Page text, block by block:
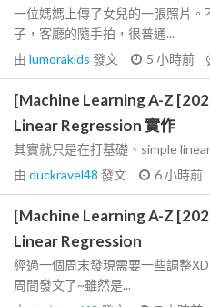
一位媽媽上傳了女兒的一張照片。
子，客廳的隨手拍，很普通...
由 lumorakids 發文 5 小時前
[Machine Learning A-Z
Linear Regression 實作
其實就只是在打基礎、simple
由 duckravel48 發文 6 小時前
[Machine Learning A-Z
Linear Regression
經過一個周末發現需要一些調整
周間發文了~雖然是...